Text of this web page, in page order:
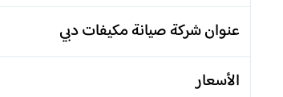
عنوان شركة صيانة مكيفات دبي
الأسعار